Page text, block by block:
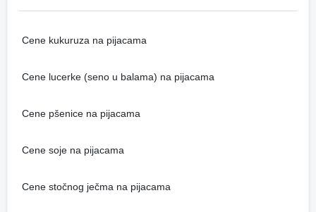
Cene kukuruza na pijacama
Cene lucerke (seno u balama) na pijacama
Cene pšenice na pijacama
Cene soje na pijacama
Cene stočnog ječma na pijacama